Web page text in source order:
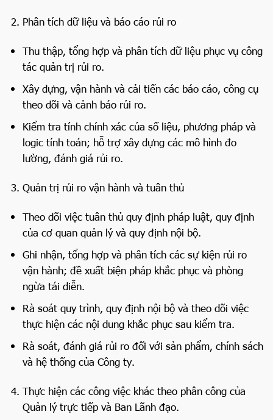
Phân tích dữ liệu và báo cáo rủi ro
Thu thập, tổng hợp và phân tích dữ liệu phục vụ công
tác quản trị rủi ro.
Xây dựng, vận hành và cải tiến các báo cáo, công cụ
theo dõi và cảnh báo rủi ro.
Kiểm tra tính chính xác của số liệu, phương pháp và
logic tính toán; hỗ trợ xây dựng các mô hình đo
lường, đánh giá rủi ro.
Quản trị rủi ro vận hành và tuân thủ
Theo dõi việc tuân thủ quy định pháp luật, quy định
của cơ quan quản lý và quy định nội bộ.
Ghi nhận, tổng hợp và phân tích các sự kiện rủi ro
vận hành; đề xuất biện pháp khắc phục và phòng
ngừa tái diễn.
Rà soát quy trình, quy định nội bộ và theo dõi việc
thực hiện các nội dung khắc phục sau kiểm tra.
Rà soát, đánh giá rủi ro đối với sản phẩm, chính sách
và hệ thống của Công ty.
Thực hiện các công việc khác theo phân công của
Quản lý trực tiếp và Ban Lãnh đạo.